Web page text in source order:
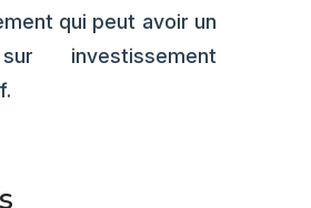
qui peut avoir un
investissement